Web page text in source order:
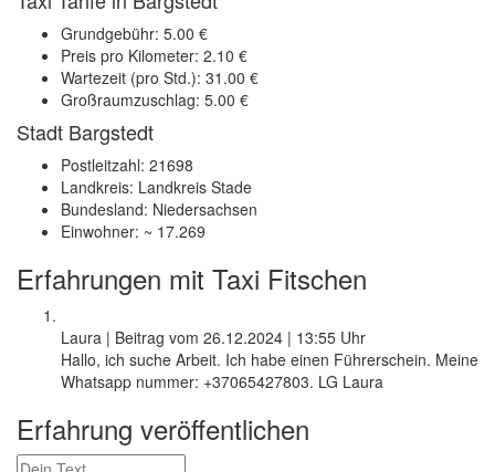
Grundgebühr: 5.00 €
Preis pro Kilometer: 2.10 €
Wartezeit (pro Std.): 31.00 €
Großraumzuschlag: 5.00 €
Stadt Bargstedt
Postleitzahl: 21698
Landkreis: Landkreis Stade
Bundesland: Niedersachsen
Einwohner: ~ 17.269
Erfahrungen mit Taxi Fitschen
Laura | Beitrag vom 26.12.2024 | 13:55 Uhr
Hallo, ich suche Arbeit. Ich habe einen Führerschein. Meine
Whatsapp nummer: +37065427803. LG Laura
Erfahrung veröffentlichen